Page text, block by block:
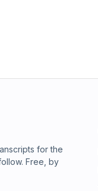
for the
Free, by